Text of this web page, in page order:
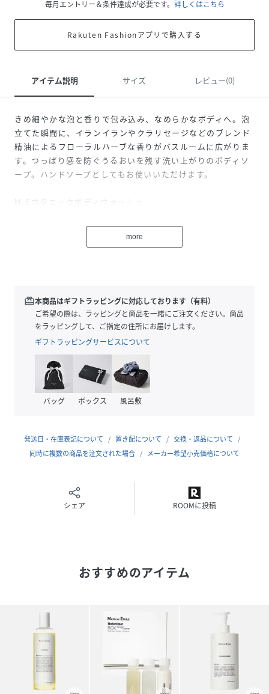
毎月エントリー＆条件達成が必要です。 詳しくはこちら
Rakuten Fashionアプリで購入する
アイテム説明 サイズ レビュー(0)
きめ細やかな泡と香りで包み込み、なめらかなボディへ。泡
立てた瞬間に、イランイランやクラリセージなどのブレンド
精油によるフローラルハーブな香りがバスルームに広がりま
す。つっぱり感を防ぐうるおいを残す洗い上がりのボディソ
ープ。ハンドソープとしてもお使いいただけます。
M.Eボタニックボディウォッシュ
※別売りのディスペンサーを取り付けることが可能です。
・泡が余分な皮脂や汚れをオフしながら全身をやさしく潤し
・ユニセックスなブレンド精油の優しい香り
-RECOMMEND-
こんな方におすすめです
・洗い上がりの乾燥が気になる
・やさしい泡で肌を洗いたい
【ご使用方法】
お湯をなじませたタオル・スポンジ等に適量を含ませ、よく
※植物由来原料を使用しているため、製品単位によって色や
香りが異なる場合があります。
HX6306：ディスペンサー
天然成分を使用しているため香りや色調に差が生じる場合が
ありますが、使用上問題はありません。
※注意事項をよく読みご使用ください。
more
redeem本商品はギフトラッピングに対応しております（有料）
ご希望の際は、ラッピングと商品を一緒にご注文ください。商品
をラッピングして、ご指定の住所にお届けします。
ギフトラッピングサービスについて
バッグ ボックス 風呂敷
発送日・在庫表記について 置き配について
交換・返品について
同時に複数の商品を注文された場合
メーカー希望小売価格について
シェア ROOMに投稿
おすすめのアイテム